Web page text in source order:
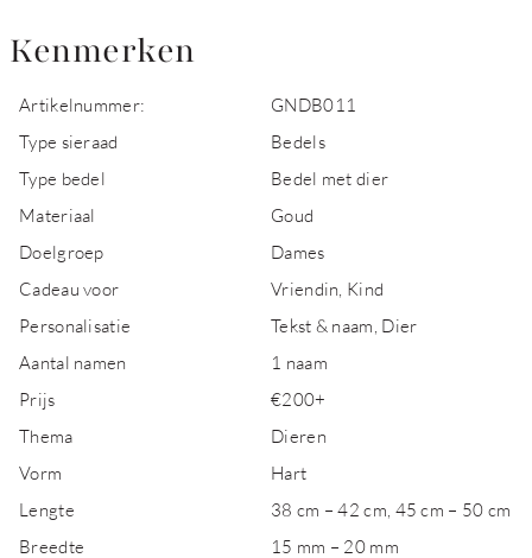
Kenmerken
Artikelnummer:
GNDB011
Type sieraad
Bedels
Type bedel
Bedel met dier
Materiaal
Goud
Doelgroep
Dames
Cadeau voor
Vriendin, Kind
Personalisatie
Tekst & naam, Dier
Aantal namen
1 naam
Prijs
€200+
Thema
Dieren
Vorm
Hart
Lengte
38 cm – 42 cm, 45 cm – 50 cm
Breedte
15 mm – 20 mm